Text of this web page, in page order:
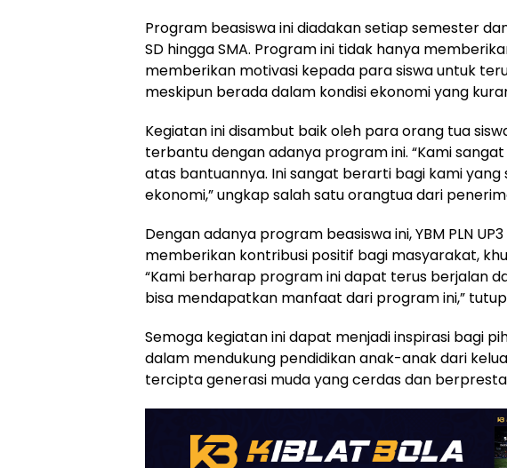
Program beasiswa ini diadakan setiap semester
SD hingga SMA. Program ini tidak hanya
memberikan motivasi kepada para siswa untuk
meskipun berada dalam kondisi ekonomi yang
Kegiatan ini disambut baik oleh para orang tua
terbantu dengan adanya program ini. “Kami
atas bantuannya. Ini sangat berarti bagi kami yang
ekonomi,” ungkap salah satu orangtua dari
Dengan adanya program beasiswa ini, YBM PLN
memberikan kontribusi positif bagi masyarakat,
“Kami berharap program ini dapat terus berjalan
bisa mendapatkan manfaat dari program ini,”
Semoga kegiatan ini dapat menjadi inspirasi bagi
dalam mendukung pendidikan anak-anak dari
tercipta generasi muda yang cerdas dan